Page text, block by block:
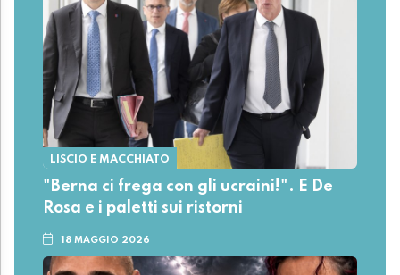
LISCIO E MACCHIATO
"Berna ci frega con gli ucraini!". E De
Rosa e i paletti sui ristorni
18 MAGGIO 2026